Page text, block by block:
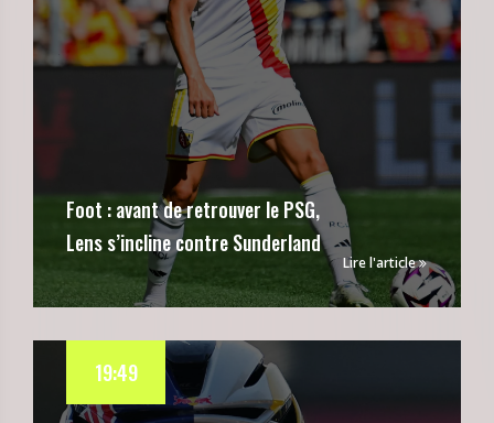
Foot : avant de retrouver le PSG,
Lens s’incline contre Sunderland
Lire l'article
19:49